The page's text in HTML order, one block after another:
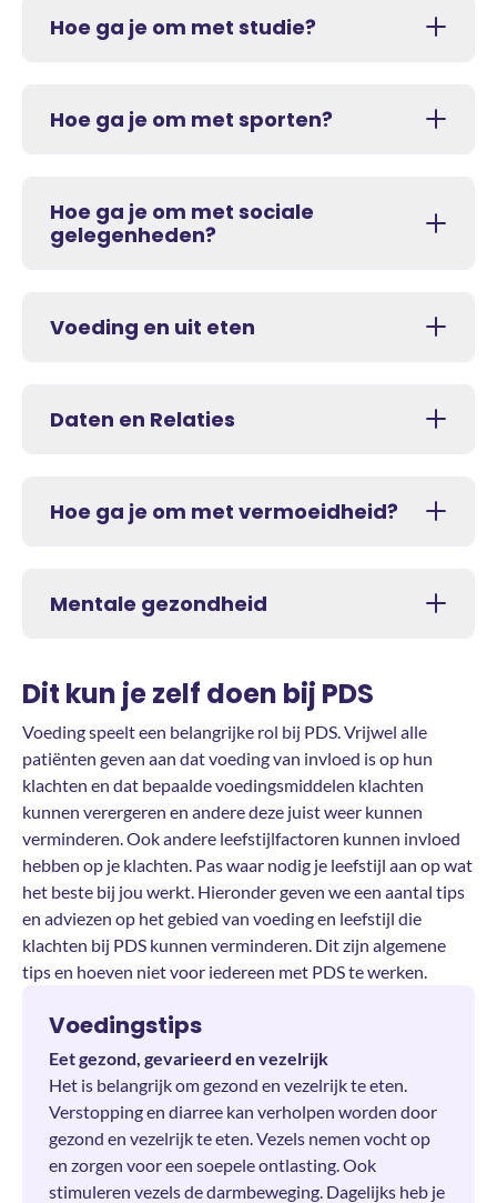
Hoe ga je om met studie?
Hoe ga je om met sporten?
Hoe ga je om met sociale
gelegenheden?
Voeding en uit eten
Daten en Relaties
Hoe ga je om met vermoeidheid?
Mentale gezondheid
Dit kun je zelf doen bij PDS
Voeding speelt een belangrijke rol bij PDS. Vrijwel alle
patiënten geven aan dat voeding van invloed is op hun
klachten en dat bepaalde voedingsmiddelen klachten
kunnen verergeren en andere deze juist weer kunnen
verminderen. Ook andere leefstijlfactoren kunnen invloed
hebben op je klachten. Pas waar nodig je leefstijl aan op wat
het beste bij jou werkt. Hieronder geven we een aantal tips
en adviezen op het gebied van voeding en leefstijl die
klachten bij PDS kunnen verminderen. Dit zijn algemene
tips en hoeven niet voor iedereen met PDS te werken.
Voedingstips
Eet gezond, gevarieerd en vezelrijk
Het is belangrijk om gezond en vezelrijk te eten.
Verstopping en diarree kan verholpen worden door
gezond en vezelrijk te eten. Vezels nemen vocht op
en zorgen voor een soepele ontlasting. Ook
stimuleren vezels de darmbeweging. Dagelijks heb je